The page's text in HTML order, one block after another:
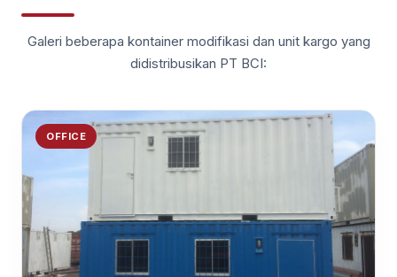
Galeri beberapa kontainer modifikasi dan unit kargo yang
didistribusikan PT BCI:
OFFICE